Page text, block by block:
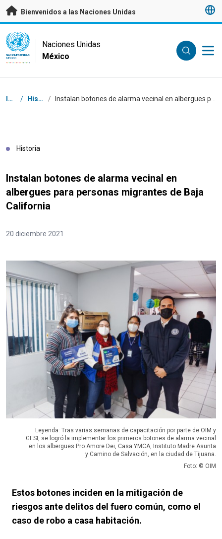
Saltar a contenido principal
Bienvenidos a las Naciones Unidas
UN Logo
NACIONES UNIDAS
MÉXICO
Naciones Unidas
México
Coordenadas dentro de la ruta de navegación
Inicio / Historias /
Historia
Instalan botones de alarma vecinal en
albergues para personas migrantes de Baja
California
20 diciembre 2021
Leyenda: Tras varias semanas de capacitación por parte de OIM y
GESI, se logró la implementar los primeros botones de alarma vecinal
en los albergues Pro Amore Dei, Casa YMCA, Instituto Madre Asunta
y Camino de Salvación, en la ciudad de Tijuana.
Foto: © OIM
Estos botones inciden en la mitigación de
riesgos ante delitos del fuero común, como el
caso de robo a casa habitación.